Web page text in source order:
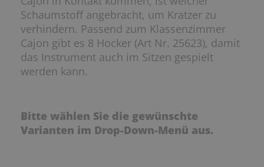
Schaumstoff angebracht, um Kratzer zu
verhindern. Passend zum Klassenzimmer
Cajon gibt es 8 Hocker (Art Nr. 25623), damit
das Instrument auch im Sitzen gespielt
werden kann.
Bitte wählen Sie die gewünschte
Varianten im Drop-Down-Menü aus.